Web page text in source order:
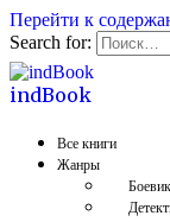
Перейти к
Search for:
indBook
Все книги
Жанры
Боевик